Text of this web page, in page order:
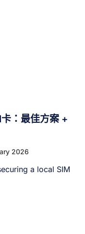
：最佳方案 +
2026
a local SIM